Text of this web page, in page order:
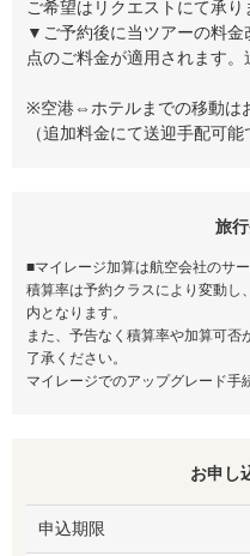
ご希望はリクエストにて承り
▼ご予約後に当ツアーの料金
点のご料金が適用されます。
※空港⇔ホテルまでの移動は
（追加料金にて送迎手配可
旅
■マイレージ加算は航空会社のサー
積算率は予約クラスにより変動し
内となります。
また、予告なく積算率や加算可
了承ください。
マイレージでのアップグレード手
お申し
申込期限